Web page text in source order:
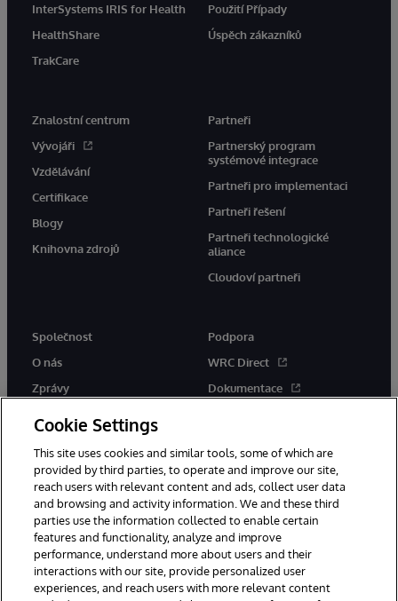
InterSystems IRIS for Health
HealthShare
TrakCare
Použití Případy
Úspěch zákazníků
Znalostní centrum
Vývojáři
Vzdělávání
Certifikace
Blogy
Knihovna zdrojů
Partneři
Partnerský program
systémové integrace
Partneři pro implementaci
Partneři řešení
Partneři technologické
aliance
Cloudoví partneři
Společnost
O nás
Zprávy
Podpora
WRC Direct
Dokumentace
© 1996-2026 InterSystems Corporation, Boston, MA. Všechna práva
vyhrazena.
Oznámení/podmínky a pravidla
Cookie Settings
This site uses cookies and similar tools, some of which are
provided by third parties, to operate and improve our site,
reach users with relevant content and ads, collect user data
and browsing and activity information. We and these third
parties use the information collected to enable certain
features and functionality, analyze and improve
performance, understand more about users and their
interactions with our site, provide personalized user
experiences, and reach users with more relevant content